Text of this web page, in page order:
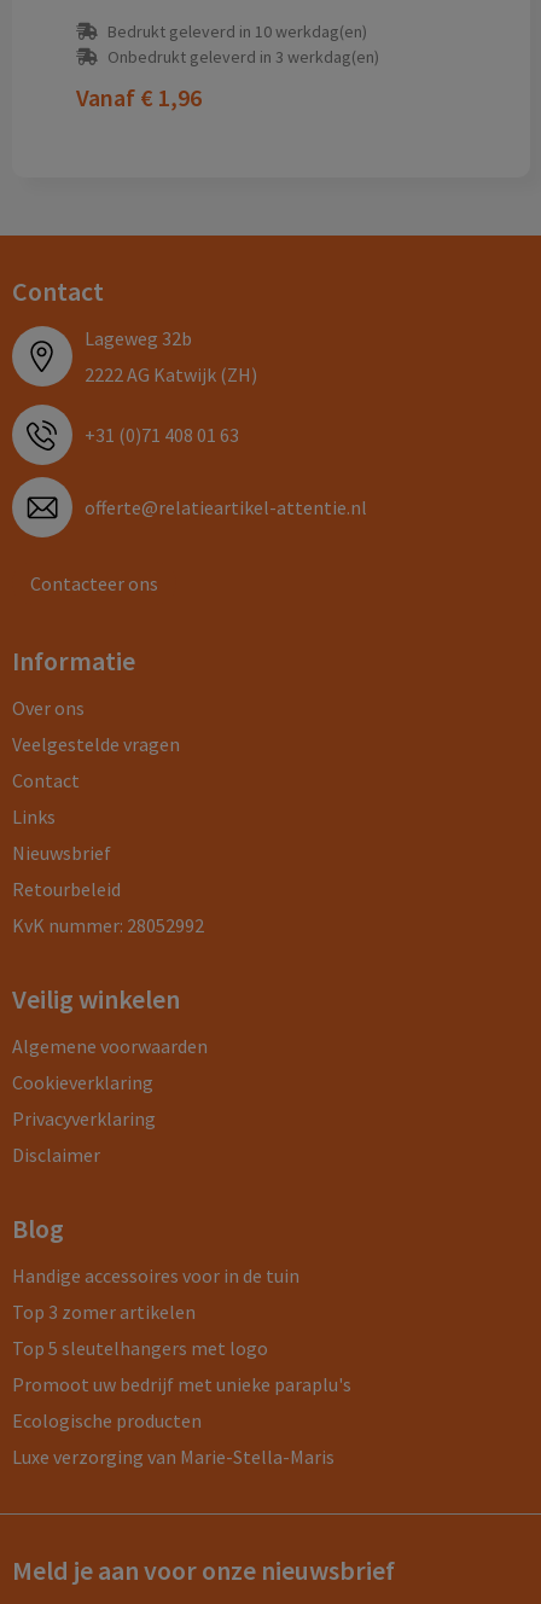
Bedrukt geleverd in 10 werkdag(en)
Onbedrukt geleverd in 3 werkdag(en)
Vanaf € 1,96
Contact
Lageweg 32b
2222 AG Katwijk (ZH)
+31 (0)71 408 01 63
offerte@relatieartikel-attentie.nl
Contacteer ons
Informatie
Over ons
Veelgestelde vragen
Contact
Links
Nieuwsbrief
Retourbeleid
KvK nummer: 28052992
Veilig winkelen
Algemene voorwaarden
Cookieverklaring
Privacyverklaring
Disclaimer
Blog
Handige accessoires voor in de tuin
Top 3 zomer artikelen
Top 5 sleutelhangers met logo
Promoot uw bedrijf met unieke paraplu's
Ecologische producten
Luxe verzorging van Marie-Stella-Maris
Meld je aan voor onze nieuwsbrief